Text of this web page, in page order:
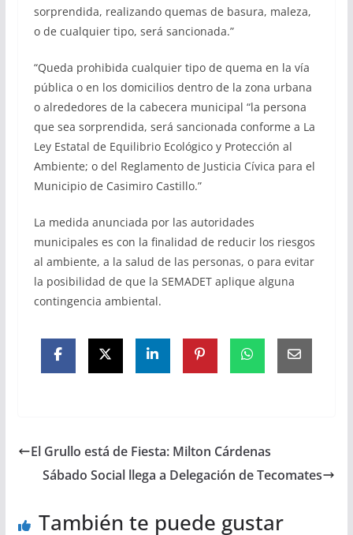
sorprendida, realizando quemas de basura, maleza,
o de cualquier tipo, será sancionada.”
“Queda prohibida cualquier tipo de quema en la vía
pública o en los domicilios dentro de la zona urbana
o alrededores de la cabecera municipal “la persona
que sea sorprendida, será sancionada conforme a La
Ley Estatal de Equilibrio Ecológico y Protección al
Ambiente; o del Reglamento de Justicia Cívica para el
Municipio de Casimiro Castillo.”
La medida anunciada por las autoridades
municipales es con la finalidad de reducir los riesgos
al ambiente, a la salud de las personas, o para evitar
la posibilidad de que la SEMADET aplique alguna
contingencia ambiental.
El Grullo está de Fiesta: Milton Cárdenas
Sábado Social llega a Delegación de Tecomates
También te puede gustar